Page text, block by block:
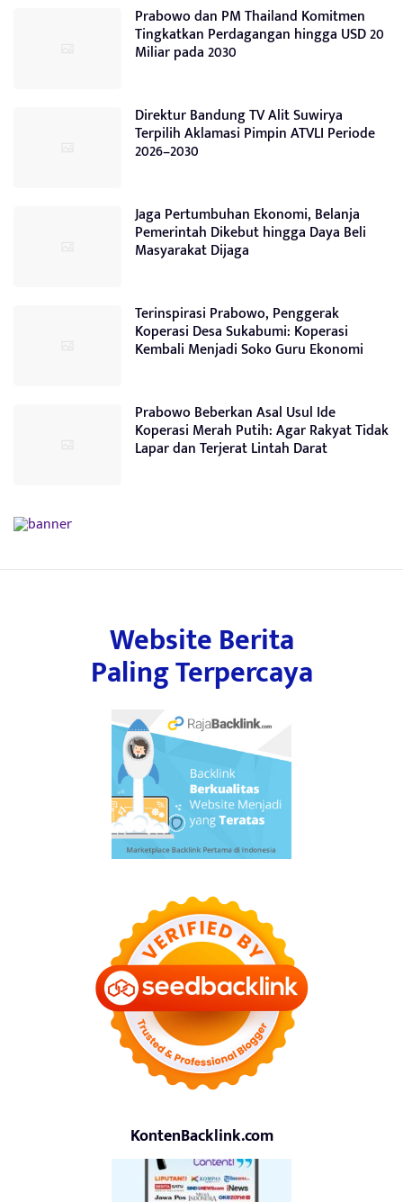
Prabowo dan PM Thailand Komitmen
Tingkatkan Perdagangan hingga USD 20
Miliar pada 2030
Direktur Bandung TV Alit Suwirya
Terpilih Aklamasi Pimpin ATVLI Periode
2026–2030
Jaga Pertumbuhan Ekonomi, Belanja
Pemerintah Dikebut hingga Daya Beli
Masyarakat Dijaga
Terinspirasi Prabowo, Penggerak
Koperasi Desa Sukabumi: Koperasi
Kembali Menjadi Soko Guru Ekonomi
Prabowo Beberkan Asal Usul Ide
Koperasi Merah Putih: Agar Rakyat Tidak
Lapar dan Terjerat Lintah Darat
Website Berita
Paling Terpercaya
KontenBacklink.com